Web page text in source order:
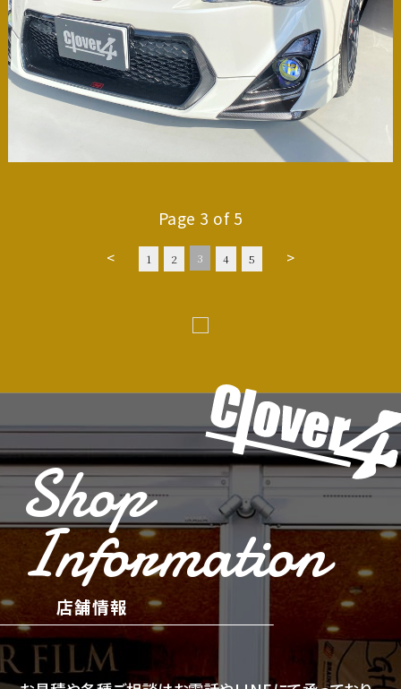
Page 3 of 5
< 1 2 3 4 5 >
Shop
Information
店舗情報